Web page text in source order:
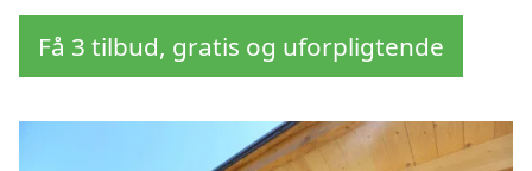
Få 3 tilbud, gratis og uforpligtende